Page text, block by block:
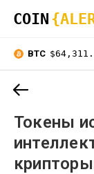
COIN
BTC
Токены